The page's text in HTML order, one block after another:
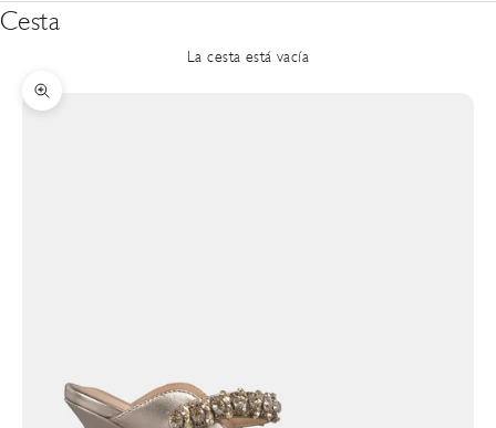
Cesta
La cesta está vacía
Zoom